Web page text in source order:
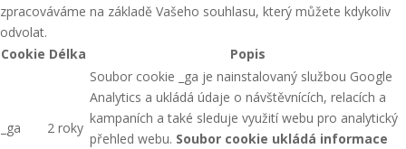
zpracováváme na základě Vašeho souhlasu, který můžete kdykoliv
odvolat.
Cookie Délka Popis
_ga 2 roky
Soubor cookie _ga je nainstalovaný službou Google
Analytics a ukládá údaje o návštěvnících, relacích a
kampaních a také sleduje využití webu pro analytický
přehled webu. Soubor cookie ukládá informace